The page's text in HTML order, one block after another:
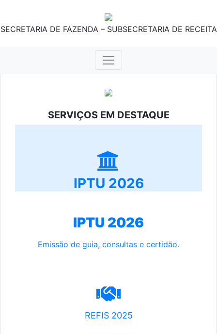
SECRETARIA DE FAZENDA – SUBSECRETARIA DE RECEITA
SERVIÇOS EM DESTAQUE
IPTU 2026
IPTU 2026
Emissão de guia, consultas e certidão.
REFIS 2025